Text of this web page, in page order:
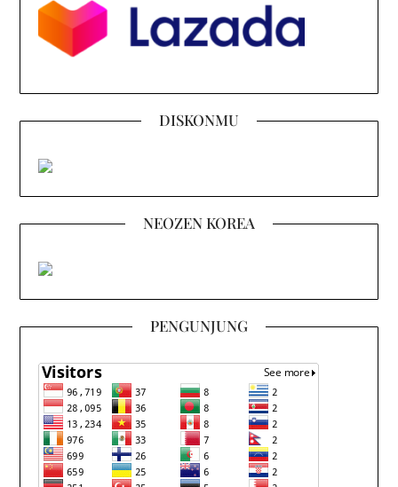
DISKONMU
NEOZEN KOREA
PENGUNJUNG